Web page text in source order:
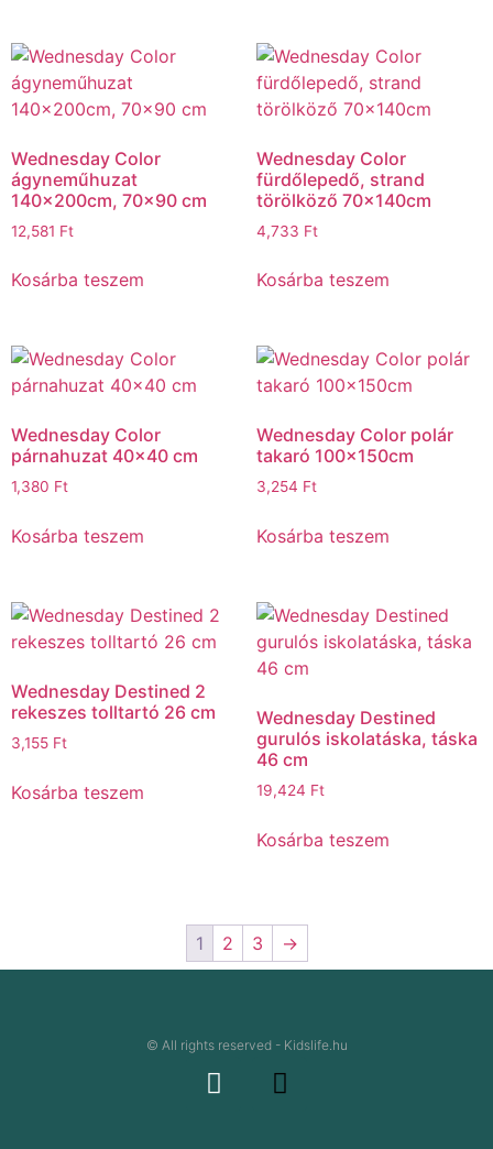
Wednesday Color
ágyneműhuzat
140×200cm, 70×90 cm
12,581 Ft
Kosárba teszem
Wednesday Color
fürdőlepedő, strand
törölköző 70x140cm
4,733 Ft
Kosárba teszem
Wednesday Color
párnahuzat 40×40 cm
1,380 Ft
Kosárba teszem
Wednesday Color polár
takaró 100x150cm
3,254 Ft
Kosárba teszem
Wednesday Destined 2
rekeszes tolltartó 26 cm
3,155 Ft
Kosárba teszem
Wednesday Destined
gurulós iskolatáska, táska
46 cm
19,424 Ft
Kosárba teszem
1 2 3 →
© All rights reserved - Kidslife.hu